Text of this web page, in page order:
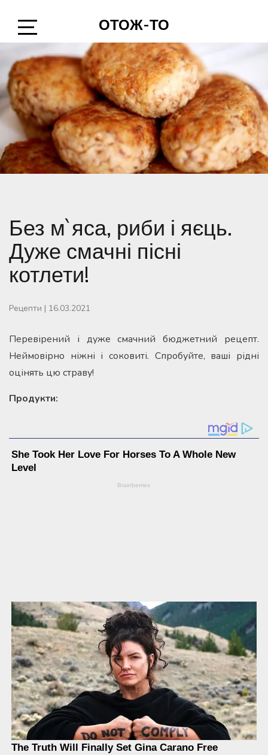
content
Open
Sidebar
ОТОЖ-ТО
Без м`яса, риби і яєць.
Дуже смачні пісні
котлети!
Рецепти | 16.03.2021
Перевірений і дуже смачний бюджетний рецепт.
Неймовірно ніжні і соковиті. Спробуйте, ваші рідні
оцінять цю страву!
Продукти: